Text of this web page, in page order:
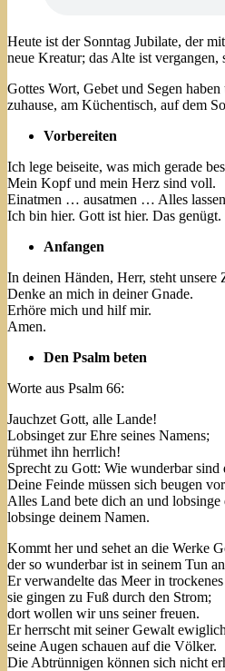
Heute ist der Sonntag Jubilate, der
neue Kreatur; das Alte ist
Gottes Wort, Gebet und Segen haben
zuhause, am Küchentisch, auf dem
Vorbereiten
Ich lege beiseite, was mich gerade
Mein Kopf und mein Herz sind voll.
Einatmen … ausatmen … Alles
Ich bin hier. Gott ist hier. Das genügt.
Anfangen
In deinen Händen, Herr, steht unsere
Denke an mich in deiner Gnade.
Erhöre mich und hilf mir.
Amen.
Den Psalm beten
Worte aus Psalm 66:
Jauchzet Gott, alle Lande!
Lobsinget zur Ehre seines Namens;
rühmet ihn herrlich!
Sprecht zu Gott: Wie wunderbar sind
Deine Feinde müssen sich beugen
Alles Land bete dich an und lobsinge
lobsinge deinem Namen.
Kommt her und sehet an die Werke
der so wunderbar ist in seinem Tun
Er verwandelte das Meer in
sie gingen zu Fuß durch den Strom;
dort wollen wir uns seiner freuen.
Er herrscht mit seiner Gewalt
seine Augen schauen auf die Völker.
Die Abtrünnigen können sich nicht